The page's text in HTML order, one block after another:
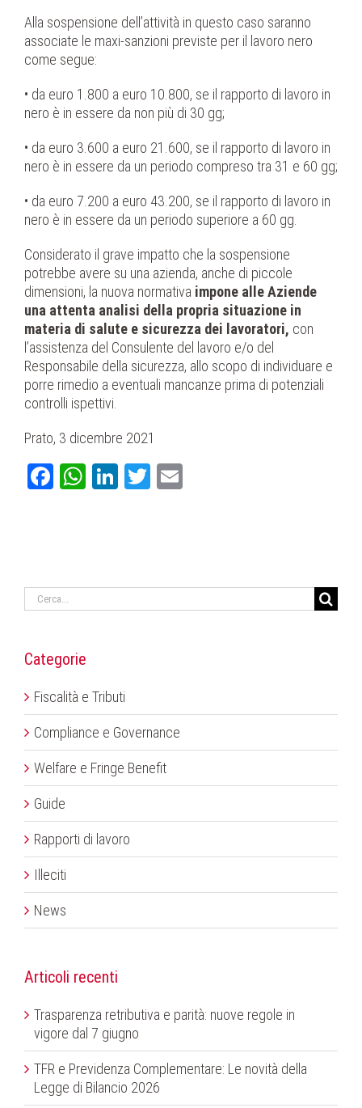
Alla sospensione dell’attività in questo caso saranno
associate le maxi-sanzioni previste per il lavoro nero
come segue:
• da euro 1.800 a euro 10.800, se il rapporto di lavoro in
nero è in essere da non più di 30 gg;
• da euro 3.600 a euro 21.600, se il rapporto di lavoro in
nero è in essere da un periodo compreso tra 31 e 60 gg;
• da euro 7.200 a euro 43.200, se il rapporto di lavoro in
nero è in essere da un periodo superiore a 60 gg.
Considerato il grave impatto che la sospensione
potrebbe avere su una azienda, anche di piccole
dimensioni, la nuova normativa impone alle Aziende
una attenta analisi della propria situazione in
materia di salute e sicurezza dei lavoratori, con
l’assistenza del Consulente del lavoro e/o del
Responsabile della sicurezza, allo scopo di individuare e
porre rimedio a eventuali mancanze prima di potenziali
controlli ispettivi.
Prato, 3 dicembre 2021
Facebook
WhatsApp
LinkedIn
Twitter
Cerca
per:
Categorie
Fiscalità e Tributi
Compliance e Governance
Welfare e Fringe Benefit
Guide
Rapporti di lavoro
Illeciti
News
Articoli recenti
Trasparenza retributiva e parità: nuove regole in
vigore dal 7 giugno
TFR e Previdenza Complementare: Le novità della
Legge di Bilancio 2026